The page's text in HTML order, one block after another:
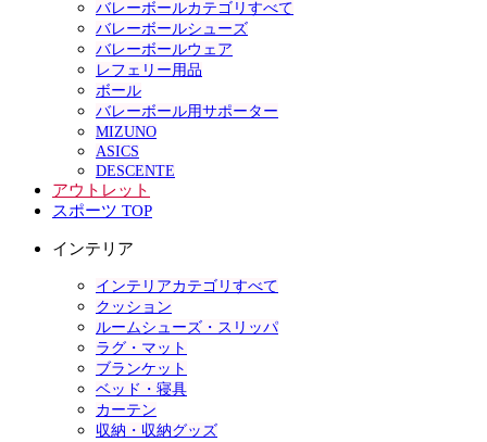
バレーボールカテゴリすべて
バレーボールシューズ
バレーボールウェア
レフェリー用品
ボール
バレーボール用サポーター
MIZUNO
ASICS
DESCENTE
アウトレット
スポーツ TOP
インテリア
インテリアカテゴリすべて
クッション
ルームシューズ・スリッパ
ラグ・マット
ブランケット
ベッド・寝具
カーテン
収納・収納グッズ